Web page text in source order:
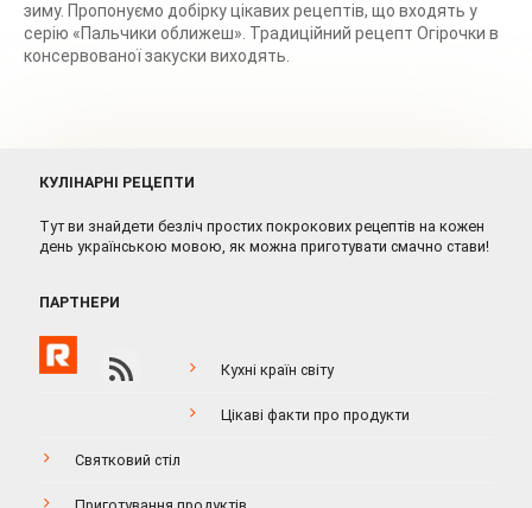
зиму. Пропонуємо добірку цікавих рецептів, що входять у
серію «Пальчики оближеш». Традиційний рецепт Огірочки в
консервованої закуски виходять.
КУЛІНАРНІ РЕЦЕПТИ
Тут ви знайдети безліч простих покрокових рецептів на кожен
день українською мовою, як можна приготувати смачно стави!
ПАРТНЕРИ
Кухні країн світу
Цікаві факти про продукти
Святковий стіл